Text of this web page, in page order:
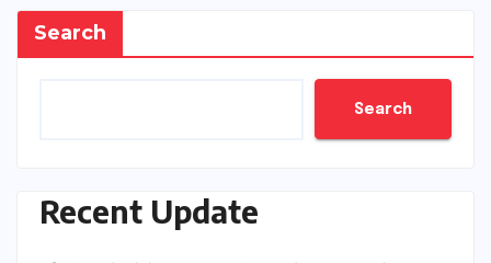
Search
Search
Recent Update